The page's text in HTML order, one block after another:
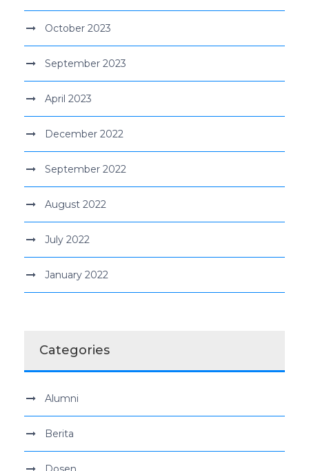
October 2023
September 2023
April 2023
December 2022
September 2022
August 2022
July 2022
January 2022
Categories
Alumni
Berita